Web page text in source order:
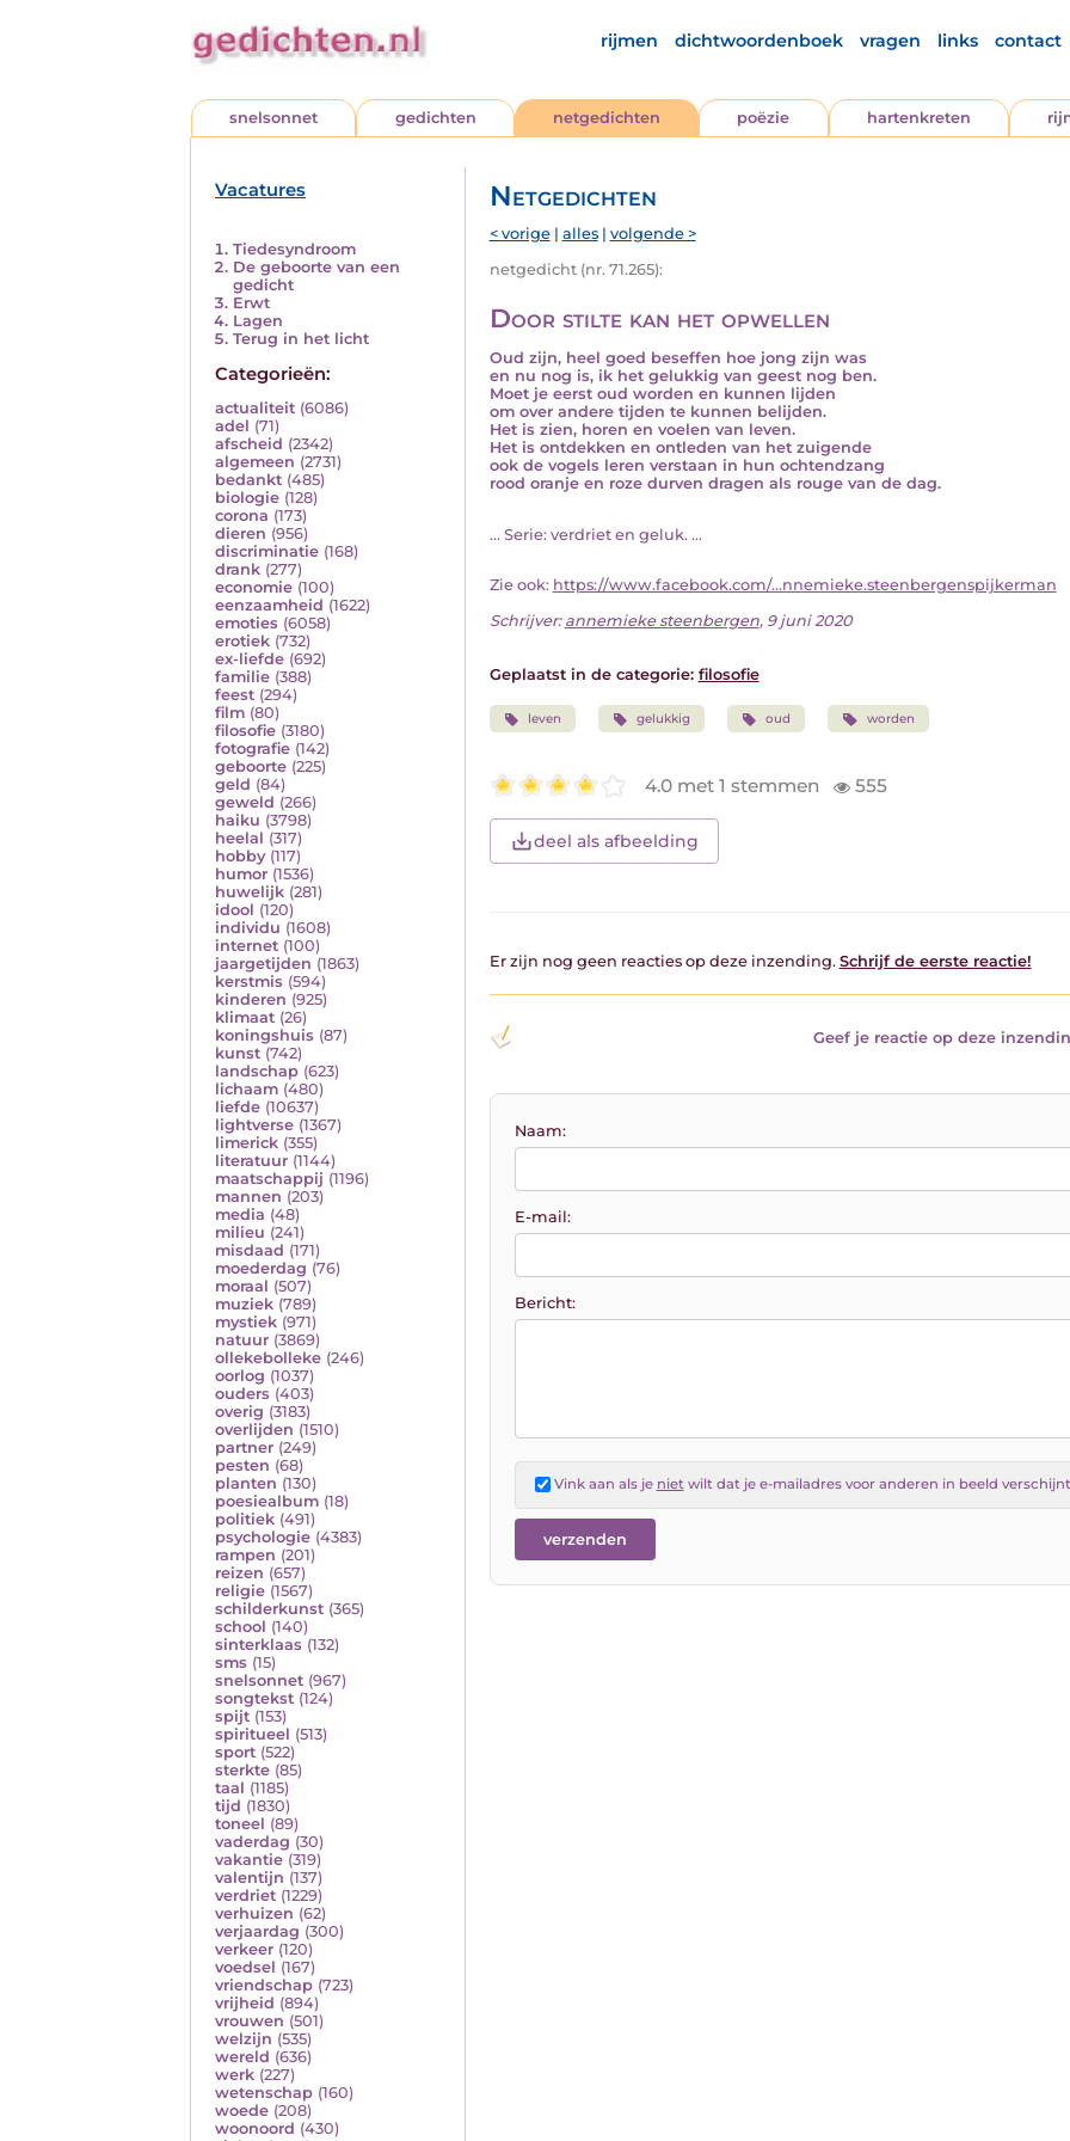
rijmen dichtwoordenboek vragen links contact
snelsonnet gedichten netgedichten poëzie hartenkreten
Vacatures
Tiedesyndroom
De geboorte van een
gedicht
Erwt
Lagen
Terug in het licht
Categorieën:
actualiteit (6086)
adel (71)
afscheid (2342)
algemeen (2731)
bedankt (485)
biologie (128)
corona (173)
dieren (956)
discriminatie (168)
drank (277)
economie (100)
eenzaamheid (1622)
emoties (6058)
erotiek (732)
ex-liefde (692)
familie (388)
feest (294)
film (80)
filosofie (3180)
fotografie (142)
geboorte (225)
geld (84)
geweld (266)
haiku (3798)
heelal (317)
hobby (117)
humor (1536)
huwelijk (281)
idool (120)
individu (1608)
internet (100)
jaargetijden (1863)
kerstmis (594)
kinderen (925)
klimaat (26)
koningshuis (87)
kunst (742)
landschap (623)
lichaam (480)
liefde (10637)
lightverse (1367)
limerick (355)
literatuur (1144)
maatschappij (1196)
mannen (203)
media (48)
milieu (241)
misdaad (171)
moederdag (76)
moraal (507)
muziek (789)
mystiek (971)
natuur (3869)
ollekebolleke (246)
oorlog (1037)
ouders (403)
overig (3183)
overlijden (1510)
partner (249)
pesten (68)
planten (130)
poesiealbum (18)
politiek (491)
psychologie (4383)
rampen (201)
reizen (657)
religie (1567)
schilderkunst (365)
school (140)
sinterklaas (132)
sms (15)
snelsonnet (967)
songtekst (124)
spijt (153)
spiritueel (513)
sport (522)
sterkte (85)
taal (1185)
tijd (1830)
toneel (89)
vaderdag (30)
vakantie (319)
valentijn (137)
verdriet (1229)
verhuizen (62)
verjaardag (300)
verkeer (120)
voedsel (167)
vriendschap (723)
vrijheid (894)
vrouwen (501)
welzijn (535)
wereld (636)
werk (227)
wetenschap (160)
woede (208)
woonoord (430)
Netgedichten
< vorige| alles| volgende >
netgedicht (nr. 71.265):
Door stilte kan het opwellen
Oud zijn, heel goed beseffen hoe jong zijn was
en nu nog is, ik het gelukkig van geest nog ben.
Moet je eerst oud worden en kunnen lijden
om over andere tijden te kunnen belijden.
Het is zien, horen en voelen van leven.
Het is ontdekken en ontleden van het zuigende
ook de vogels leren verstaan in hun ochtendzang
rood oranje en roze durven dragen als rouge van de dag.
... Serie: verdriet en geluk. ...
Zie ook: https://www.facebook.com/...nnemieke.steenbergenspijkerman
Schrijver: annemieke steenbergen, 9 juni 2020
Geplaatst in de categorie: filosofie
leven gelukkig oud worden
4.0 met 1 stemmen 555
deel als afbeelding
Er zijn nog geen reacties op deze inzending. Schrijf de eerste reactie!
Geef je reactie op deze
Naam:
E-mail:
Bericht:
Vink aan als je nietwilt dat je e-mailadres voor anderen in beeld verschijnt